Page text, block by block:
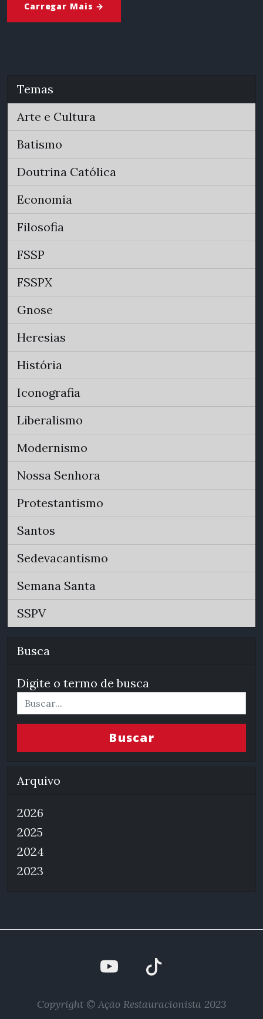
Carregar Mais →
Temas
Arte e Cultura
Batismo
Doutrina Católica
Economia
Filosofia
FSSP
FSSPX
Gnose
Heresias
História
Iconografia
Liberalismo
Modernismo
Nossa Senhora
Protestantismo
Santos
Sedevacantismo
Semana Santa
SSPV
Busca
Digite o termo de busca
Buscar
Arquivo
2026
2025
2024
2023
Copyright © Ação Restauracionista 2023